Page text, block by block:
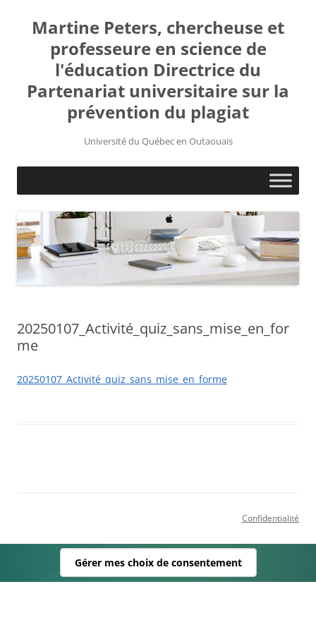
Martine Peters, chercheuse et
professeure en science de
l'éducation Directrice du
Partenariat universitaire sur la
prévention du plagiat
Université du Québec en Outaouais
Aller
20250107_Activité_quiz_sans_mise_en_for
me
20250107_Activité_quiz_sans_mise_en_forme
Confidentialité
Gérer mes choix de consentement